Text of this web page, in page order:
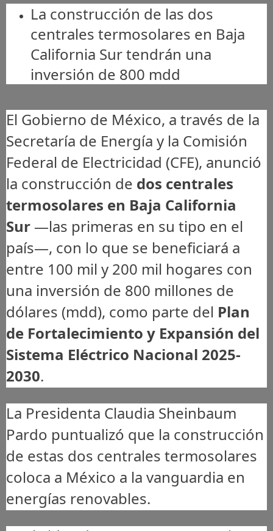
La construcción de las dos
centrales termosolares en Baja
California Sur tendrán una
inversión de 800 mdd
El Gobierno de México, a través de la
Secretaría de Energía y la Comisión
Federal de Electricidad (CFE), anunció
la construcción de dos centrales
termosolares en Baja California
Sur —las primeras en su tipo en el
país—, con lo que se beneficiará a
entre 100 mil y 200 mil hogares con
una inversión de 800 millones de
dólares (mdd), como parte del Plan
de Fortalecimiento y Expansión del
Sistema Eléctrico Nacional 2025-
2030.
La Presidenta Claudia Sheinbaum
Pardo puntualizó que la construcción
de estas dos centrales termosolares
coloca a México a la vanguardia en
energías renovables.